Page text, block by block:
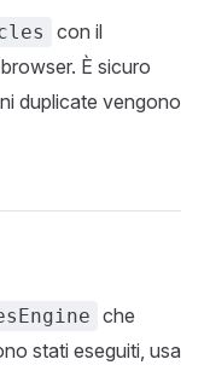
con il
È sicuro
duplicate vengono
che
stati eseguiti, usa